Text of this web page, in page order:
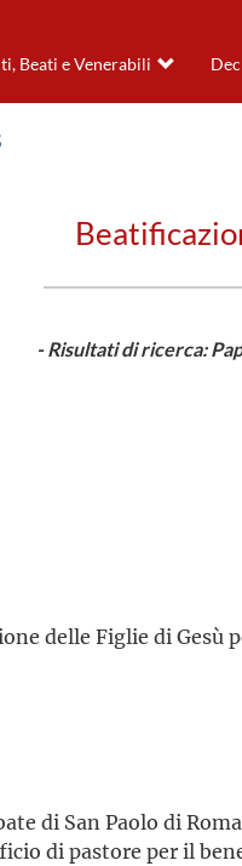
Beati e Venerabili
- Risultati di ricerca:
delle Figlie di
di San Paolo di
di pastore per il